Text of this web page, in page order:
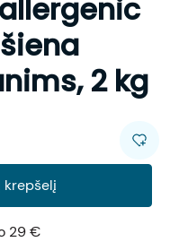
2 kg
krepšelį
29 €